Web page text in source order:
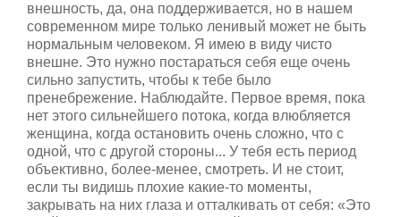
внешность, да, она поддерживается, но в нашем
современном мире только ленивый может не быть
нормальным человеком. Я имею в виду чисто
внешне. Это нужно постараться себя еще очень
сильно запустить, чтобы к тебе было
пренебрежение. Наблюдайте. Первое время, пока
нет этого сильнейшего потока, когда влюбляется
женщина, когда остановить очень сложно, что с
одной, что с другой стороны... У тебя есть период
объективно, более-менее, смотреть. И не стоит,
если ты видишь плохие какие-то моменты,
закрывать на них глаза и отталкивать от себя: «Это